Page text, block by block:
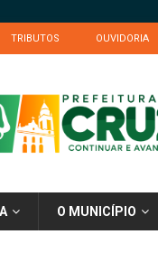
TRIBUTOS OUVIDORIA
O MUNICÍPIO